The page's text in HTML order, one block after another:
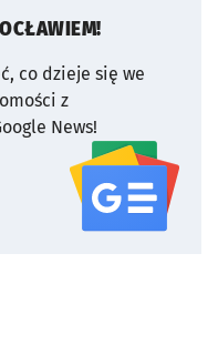
co dzieje się we
z
News!
serwisu